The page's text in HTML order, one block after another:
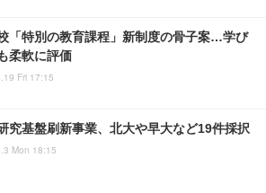
「特別の教育課程」新制度の骨子案…学び
柔軟に評価
Fri 17:15
究基盤刷新事業、北大や早大など19件採択
Mon 18:15